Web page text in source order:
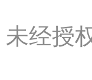
未经授